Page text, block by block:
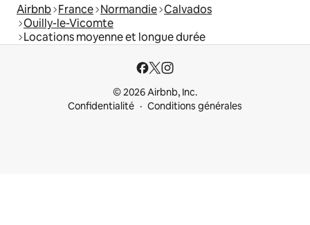
Airbnb France Normandie Calvados
Ouilly-le-Vicomte
Locations moyenne et longue durée
© 2026 Airbnb, Inc.
Confidentialité
Conditions générales